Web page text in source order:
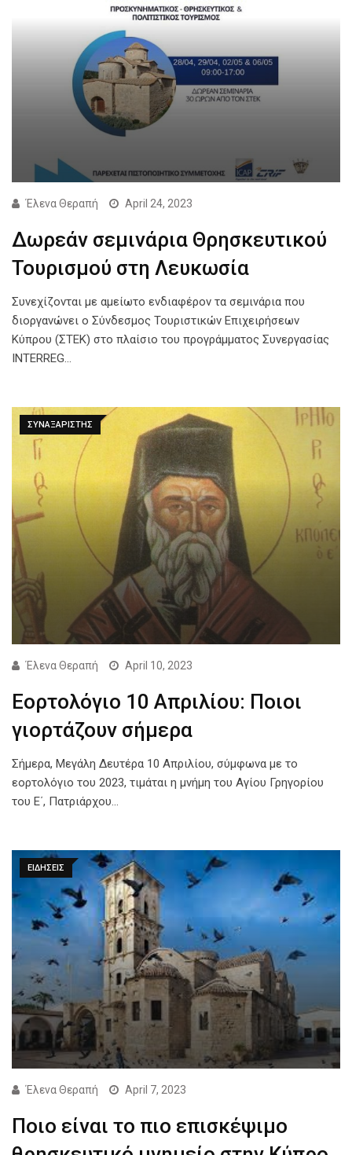
Έλενα Θεραπή April 24, 2023
Δωρεάν σεμινάρια Θρησκευτικού
Τουρισμού στη Λευκωσία
Συνεχίζονται με αμείωτο ενδιαφέρον τα σεμινάρια που
διοργανώνει ο Σύνδεσμος Τουριστικών Επιχειρήσεων
Κύπρου (ΣΤΕΚ) στο πλαίσιο του προγράμματος Συνεργασίας
INTERREG…
ΣΥΝΑΞΑΡΙΣΤΗΣ
Έλενα Θεραπή April 10, 2023
Εορτολόγιο 10 Απριλίου: Ποιοι
γιορτάζουν σήμερα
Σήμερα, Μεγάλη Δευτέρα 10 Απριλίου, σύμφωνα με το
εορτολόγιο του 2023, τιμάται η μνήμη του Αγίου Γρηγορίου
του Ε΄, Πατριάρχου…
ΕΙΔΗΣΕΙΣ
Έλενα Θεραπή April 7, 2023
Ποιο είναι το πιο επισκέψιμο